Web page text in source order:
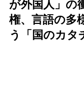
が外国人」
権、言語の多
う「国のカタ